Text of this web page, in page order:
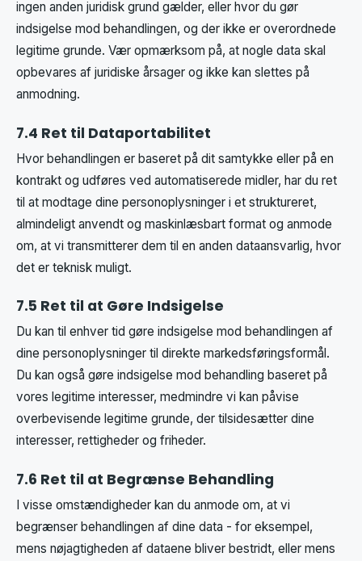
ingen anden juridisk grund gælder, eller hvor du gør
indsigelse mod behandlingen, og der ikke er overordnede
legitime grunde. Vær opmærksom på, at nogle data skal
opbevares af juridiske årsager og ikke kan slettes på
anmodning.
7.4 Ret til Dataportabilitet
Hvor behandlingen er baseret på dit samtykke eller på en
kontrakt og udføres ved automatiserede midler, har du ret
til at modtage dine personoplysninger i et struktureret,
almindeligt anvendt og maskinlæsbart format og anmode
om, at vi transmitterer dem til en anden dataansvarlig, hvor
det er teknisk muligt.
7.5 Ret til at Gøre Indsigelse
Du kan til enhver tid gøre indsigelse mod behandlingen af
dine personoplysninger til direkte markedsføringsformål.
Du kan også gøre indsigelse mod behandling baseret på
vores legitime interesser, medmindre vi kan påvise
overbevisende legitime grunde, der tilsidesætter dine
interesser, rettigheder og friheder.
7.6 Ret til at Begrænse Behandling
I visse omstændigheder kan du anmode om, at vi
begrænser behandlingen af dine data - for eksempel,
mens nøjagtigheden af dataene bliver bestridt, eller mens